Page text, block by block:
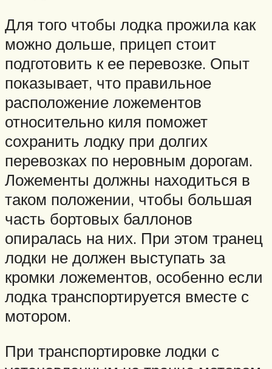
Для того чтобы лодка прожила как
можно дольше, прицеп стоит
подготовить к ее перевозке. Опыт
показывает, что правильное
расположение ложементов
относительно киля поможет
сохранить лодку при долгих
перевозках по неровным дорогам.
Ложементы должны находиться в
таком положении, чтобы большая
часть бортовых баллонов
опиралась на них. При этом транец
лодки не должен выступать за
кромки ложементов, особенно если
лодка транспортируется вместе с
мотором.
При транспортировке лодки с